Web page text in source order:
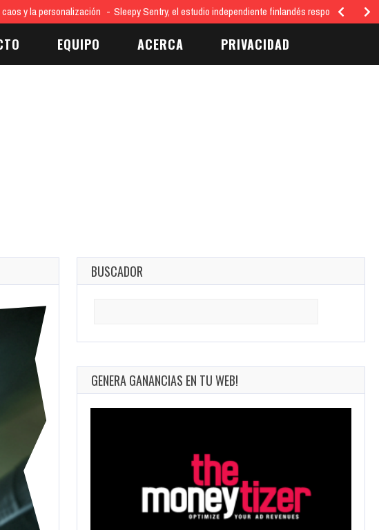
y la personalización Sleepy Sentry, el estudio independiente finlandés responsable del
EQUIPO ACERCA PRIVACIDAD
BUSCADOR
GENERA GANANCIAS EN TU WEB!